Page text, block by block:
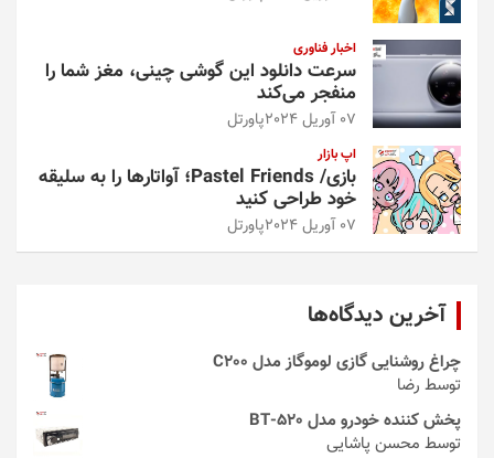
اخبار فناوری
سرعت دانلود این گوشی چینی، مغز شما را
منفجر می‌کند
07 آوریل 2024 پاورتل
اپ بازار
بازی/ Pastel Friends؛ آواتارها را به سلیقه
خود طراحی کنید
07 آوریل 2024 پاورتل
آخرین دیدگاه‌ها
چراغ روشنایی گازی لوموگاز مدل C200
توسط رضا
پخش کننده خودرو مدل 520-BT
توسط محسن پاشایی